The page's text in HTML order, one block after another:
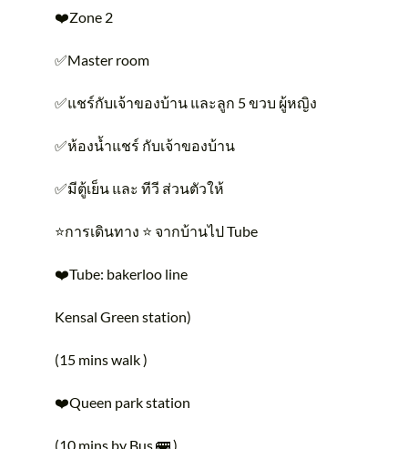
❤️Zone 2
✅Master room
✅แชร์กับเจ้าของบ้าน และลูก 5 ขวบ ผู้หญิง
✅ห้องน้ำแชร์ กับเจ้าของบ้าน
✅มีตู้เย็น และ ทีวี ส่วนตัวให้
⭐️การเดินทาง ⭐️ จากบ้านไป Tube
❤️Tube: bakerloo line
Kensal Green station)
(15 mins walk )
❤️Queen park station
(10 mins by Bus 🚌 )